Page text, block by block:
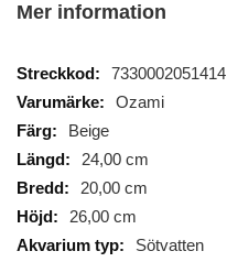
Mer information
Mer
information
7330002051414
Ozami
Beige
24,00 cm
20,00 cm
26,00 cm
Sötvatten